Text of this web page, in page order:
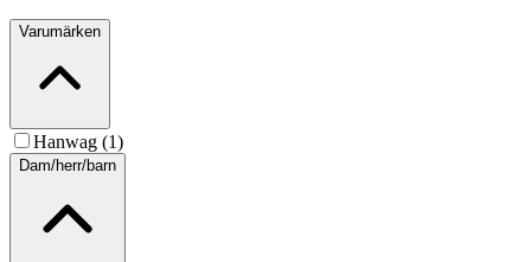
Varumärken
Hanwag (1)
Dam/herr/barn